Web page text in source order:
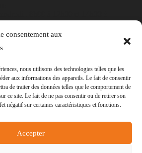
consentement aux
nous utilisons des technologies telles que les
aux informations des appareils. Le fait de consentir
de traiter des données telles que le comportement de
ce site. Le fait de ne pas consentir ou de retirer son
négatif sur certaines caractéristiques et fonctions.
Accepter
l'Hers - RéalisationPOCA
Politique des cookies